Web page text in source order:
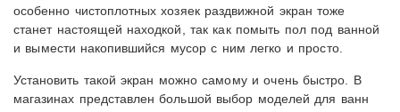
особенно чистоплотных хозяек раздвижной экран тоже
станет настоящей находкой, так как помыть пол под ванной
и вымести накопившийся мусор с ним легко и просто.
Установить такой экран можно самому и очень быстро. В
магазинах представлен большой выбор моделей для ванн